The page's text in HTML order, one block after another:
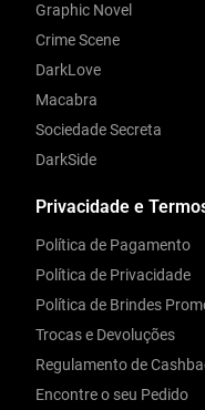
Privacidade e
Política de Pagamento
Política de Privacidade
Política de Brindes
Trocas e Devoluções
Regulamento de
Encontre o seu Pedido
Graphic Novel
Crime Scene
DarkLove
Macabra
Sociedade Secreta
DarkSide